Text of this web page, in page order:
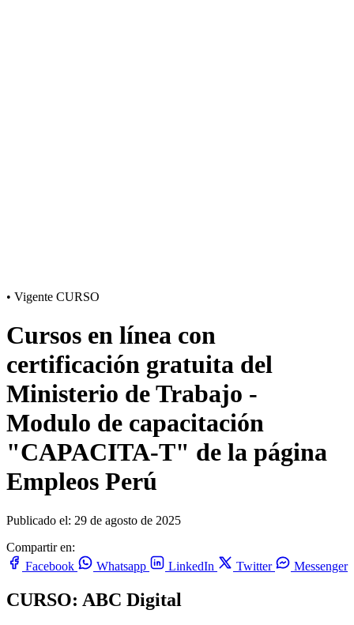
• Vigente CURSO
Cursos en línea con
certificación gratuita del
Ministerio de Trabajo -
Modulo de capacitación
"CAPACITA-T" de la página
Empleos Perú
Publicado el: 29 de agosto de 2025
Compartir en:
Facebook
Whatsapp LinkedIn Twitter Messenger
CURSO: ABC Digital